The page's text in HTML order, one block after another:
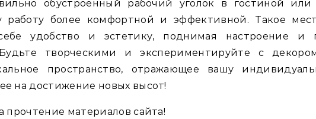
обустроенный рабочий уголок в гостиной или
работу более комфортной и эффективной. Такое
удобство и эстетику, поднимая настроение и
творческими и экспериментируйте с
пространство, отражающее вашу
на достижение новых высот!
прочтение материалов сайта!